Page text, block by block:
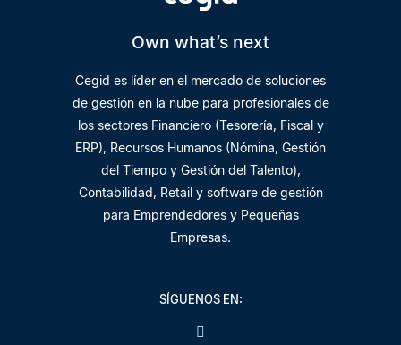
Own what’s next
Cegid es líder en el mercado de soluciones
de gestión en la nube para profesionales de
los sectores Financiero (Tesorería, Fiscal y
ERP), Recursos Humanos (Nómina, Gestión
del Tiempo y Gestión del Talento),
Contabilidad, Retail y software de gestión
para Emprendedores y Pequeñas
Empresas.
SÍGUENOS EN: